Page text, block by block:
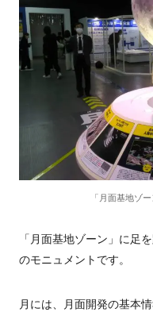
「月面基地ゾ
「月面基地ゾーン」に足
のモニュメントです。
月には、月面開発の基本